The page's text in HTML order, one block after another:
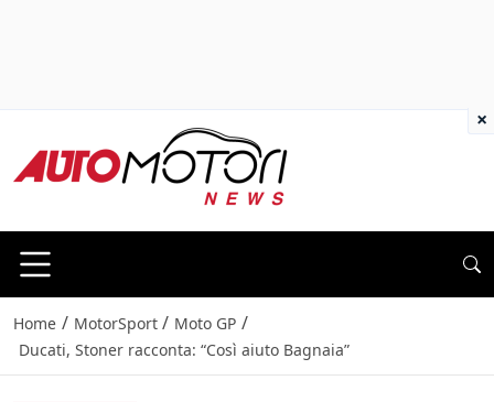
Home / MotorSport / Moto GP /
Ducati, Stoner racconta: “Così aiuto Bagnaia”
×